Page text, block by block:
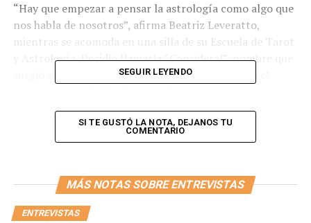
“Hay que empezar a pensar la astrología como algo que
nos habla de nosotros”, afirma Beatriz Leveratto,
mientras se acomoda en una silla de su Escuela de Tarot
y Astrología. Decidió llamarla “Consideral”, nombre que
surgió a raíz de una de sus principales creencias: el
amorosas y consideradas con los demás y también
consigo mismas.
la astrología es una de ellas?
—Es muy demandante. Me pasa acá en la escuela:
SEGUIR LEYENDO
SI TE GUSTÓ LA NOTA, DEJANOS TU
COMENTARIO
MÁS NOTAS SOBRE ENTREVISTAS
ENTREVISTAS